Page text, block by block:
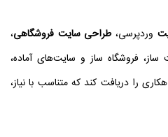
وردپرسی،طراحی سایت فروشگاهی،
ساز، فروشگاه‌ ساز و سایت‌های آماده،
را دریافت کند که متناسب با نیاز،